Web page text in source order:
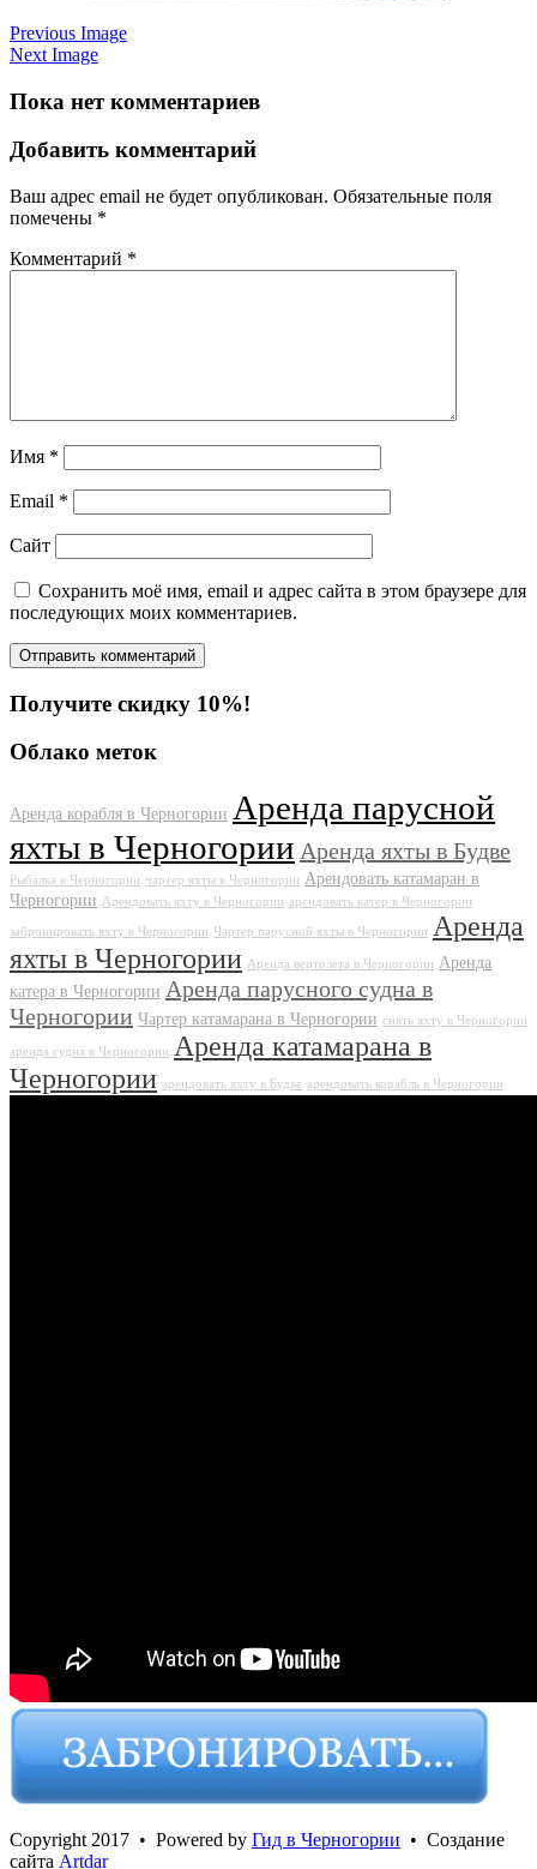
Previous Image
Next Image
Пока нет комментариев
Добавить комментарий
Ваш адрес email не будет опубликован. Обязательные поля
помечены *
Комментарий *
Имя *
Email *
Сайт
Сохранить моё имя, email и адрес сайта в этом браузере для
последующих моих комментариев.
Получите скидку 10%!
Облако меток
Аренда корабля в Черногории Аренда парусной
яхты в Черногории Аренда яхты в Будве
Рыбалка в Черногории чартер яхты в Черногории Арендовать катамаран в
Черногории Арендовать яхту в Черногории арендовать катер в Черногории
забронировать яхту в Черногории Чартер парусной яхты в Черногории
Аренда
яхты в Черногории Аренда вертолета в Черногории Аренда
катера в Черногории Аренда парусного судна в
Черногории Чартер катамарана в Черногории снять яхту в Черногории
аренда судна в Черногории
Аренда катамарана в
Черногории арендовать яхту в Будве арендовать корабль в Черногории
Сopyright 2017 • Powered by Гид в Черногории • Создание
сайта Artdar